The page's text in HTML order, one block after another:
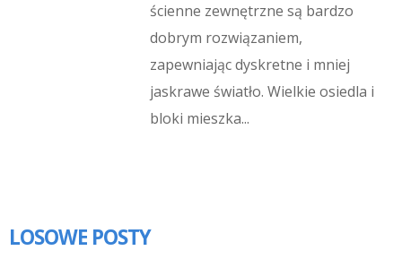
ścienne zewnętrzne są bardzo
dobrym rozwiązaniem,
zapewniając dyskretne i mniej
jaskrawe światło. Wielkie osiedla i
bloki mieszka...
LOSOWE POSTY